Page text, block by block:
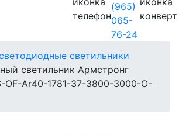
(965)
065-
76-24
светильники
светильник Армстронг
OF-Ar40-1781-37-3800-3000-O-